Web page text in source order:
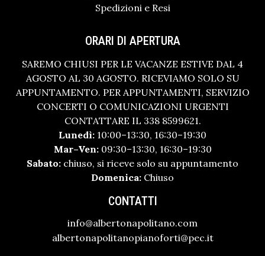
Spedizioni e Resi
ORARI DI APERTURA
SAREMO CHIUSI PER LE VACANZE ESTIVE DAL 4
AGOSTO AL 30 AGOSTO. RICEVIAMO SOLO SU
APPUNTAMENTO. PER APPUNTAMENTI, SERVIZIO
CONCERTI O COMUNICAZIONI URGENTI
CONTATTARE IL 338 8599621.
Lunedì: 10:00–13:30, 16:30–19:30
Mar–Ven:09:30–13:30, 16:30–19:30
Sabato: chiuso, si riceve solo su appuntamento
Domenica: Chiuso
CONTATTI
info@albertonapolitano.com
albertonapolitanopianoforti@pec.it